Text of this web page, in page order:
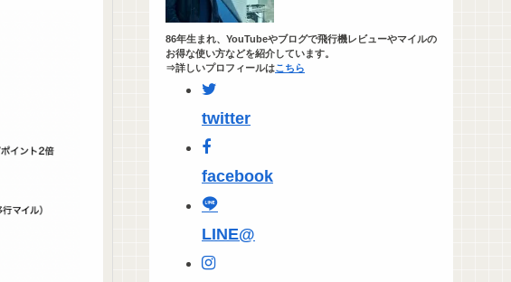
86年生まれ、YouTubeやブログで飛行機レビューやマイルの
お得な使い方などを紹介しています。
⇒詳しいプロフィールはこちら
twitter
facebook
LINE@